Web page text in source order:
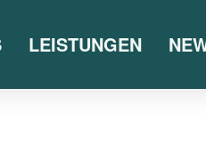
LEISTUNGEN